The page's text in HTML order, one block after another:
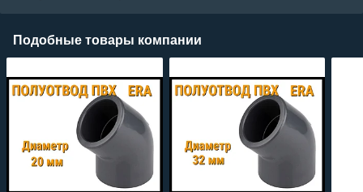
Подобные товары компании